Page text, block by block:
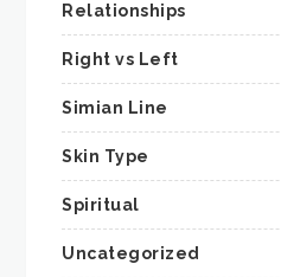
Relationships
Right vs Left
Simian Line
Skin Type
Spiritual
Uncategorized